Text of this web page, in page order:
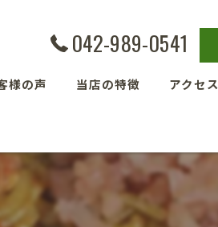
042-989-0541
様の声 当店の特徴
ベーグル
埼玉の玄米
アクセス